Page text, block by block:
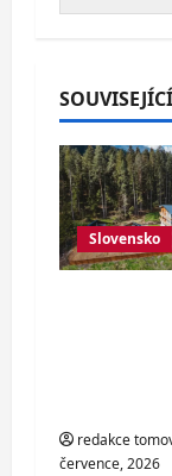
Slovensko
redakce
července, 2026